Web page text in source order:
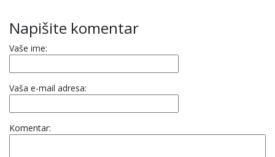
Napišite komentar
Vaše ime:
Vaša e-mail adresa:
Komentar: